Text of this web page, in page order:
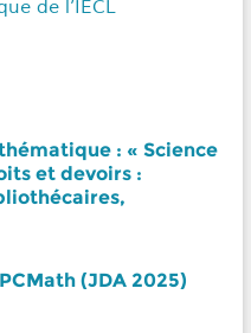
de l’IECL
: « Science
et devoirs :
(JDA 2025)